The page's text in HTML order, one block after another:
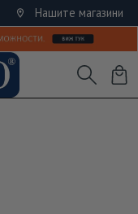
Нашите магазини